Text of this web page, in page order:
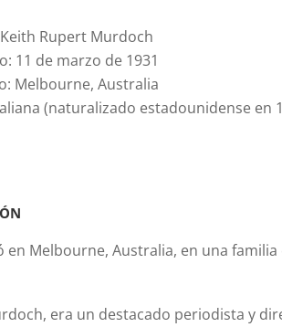
Rupert Murdoch
11 de marzo de 1931
Melbourne, Australia
(naturalizado estadounidense en
en Melbourne, Australia, en una
era un destacado periodista y